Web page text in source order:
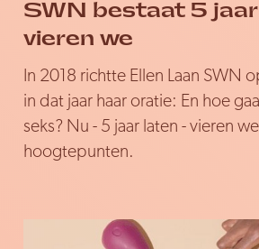
SWN bestaat 5
vieren we
In 2018 richtte Ellen Laan SWN
in dat jaar haar oratie: En hoe
seks? Nu - 5 jaar laten - vieren
hoogtepunten.